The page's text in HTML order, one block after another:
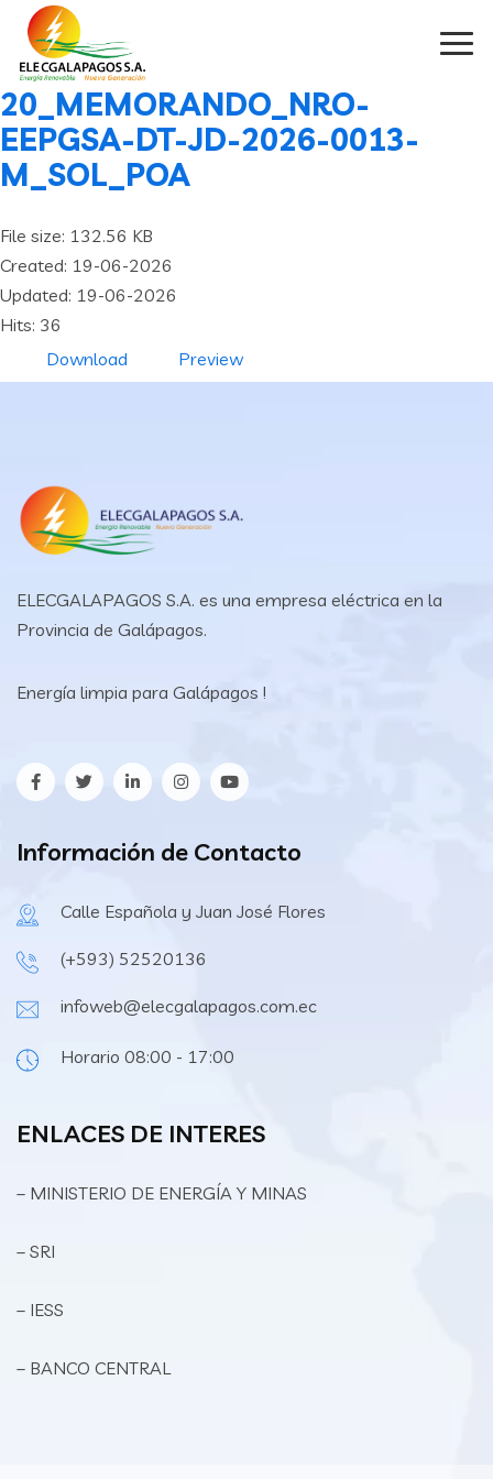
20_MEMORANDO_NRO-
EEPGSA-DT-JD-2026-0013-
M_SOL_POA
File size: 132.56 KB
Created: 19-06-2026
Updated: 19-06-2026
Hits: 36
Download
Preview
ELECGALAPAGOS S.A. es una empresa eléctrica en la
Provincia de Galápagos.
Energía limpia para Galápagos !
Información de Contacto
Calle Española y Juan José Flores
(+593) 52520136
infoweb@elecgalapagos.com.ec
Horario 08:00 - 17:00
ENLACES DE INTERES
– MINISTERIO DE ENERGÍA Y MINAS
– SRI
– IESS
– BANCO CENTRAL